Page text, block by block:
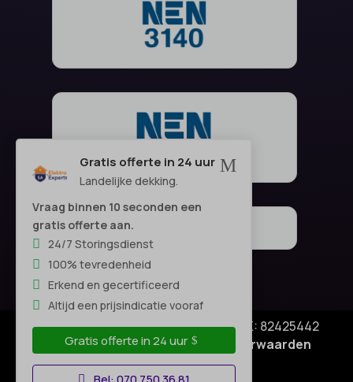
M
Gratis offerte in 24 uur
Landelijke dekking.
Vraag binnen 10 seconden een
gratis offerte aan.
24/7 Storingsdienst
100% tevredenheid
Erkend en gecertificeerd
Altijd een prijsindicatie vooraf
Gratis offerte in 24 uur
© Copyright SA Elektro Experts - KVK: 82425442
Privacyverklaring|Algemene voorwaarden
Disclaimer–